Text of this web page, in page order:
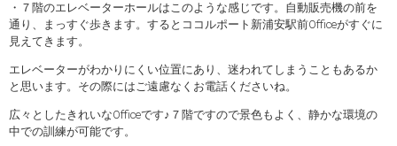
・７階のエレベーターホールはこのような感じです。自動販売機の前を
通り、まっすぐ歩きます。するとココルポート新浦安駅前Officeがすぐに
見えてきます。
エレベーターがわかりにくい位置にあり、迷われてしまうこともあるか
と思います。その際にはご遠慮なくお電話くださいね。
広々としたきれいなOfficeです♪７階ですので景色もよく、静かな環境の
中での訓練が可能です。